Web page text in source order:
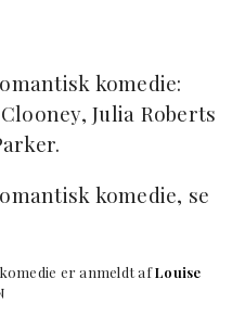
komedie:
Julia Roberts
komedie, se
er anmeldt afLouise